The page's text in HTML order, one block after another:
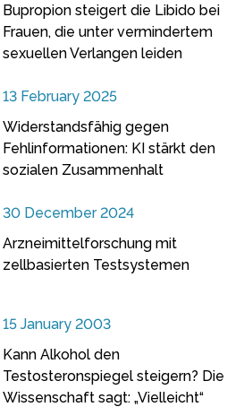
Bupropion steigert die Libido bei
Frauen, die unter vermindertem
sexuellen Verlangen leiden
13 February 2025
Widerstandsfähig gegen
Fehlinformationen: KI stärkt den
sozialen Zusammenhalt
30 December 2024
Arzneimittelforschung mit
zellbasierten Testsystemen
15 January 2003
Kann Alkohol den
Testosteronspiegel steigern? Die
Wissenschaft sagt: „Vielleicht“